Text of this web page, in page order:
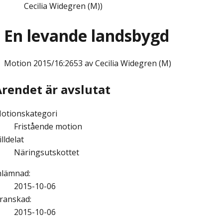
Cecilia Widegren (M))
En levande landsbygd
Motion 2015/16:2653 av Cecilia Widegren (M)
är avslutat
Fristående motion
Näringsutskottet
:
2015-10-06
:
2015-10-06